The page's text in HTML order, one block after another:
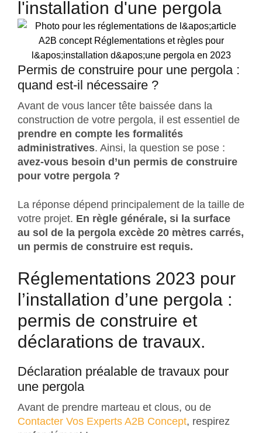
l'installation d'une pergola
Permis de construire pour une pergola :
quand est-il nécessaire ?
Avant de vous lancer tête baissée dans la
construction de votre pergola, il est essentiel de
prendre en compte les formalités
administratives. Ainsi, la question se pose :
avez-vous besoin d’un permis de construire
pour votre pergola ?
La réponse dépend principalement de la taille de
votre projet. En règle générale, si la surface
au sol de la pergola excède 20 mètres carrés,
un permis de construire est requis.
Réglementations 2023 pour
l’installation d’une pergola :
permis de construire et
déclarations de travaux.
Déclaration préalable de travaux pour
une pergola
Avant de prendre marteau et clous, ou de
Contacter Vos Experts A2B Concept, respirez